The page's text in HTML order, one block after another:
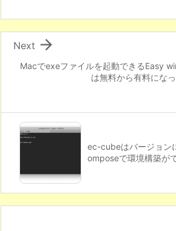
Macでexeファイルを起動できるEasy
は無料から有料にな

Next
ec-cubeはバージョン
omposeで環境構築が